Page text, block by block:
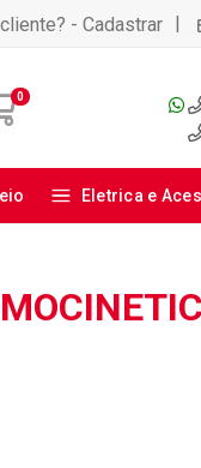
- Cadastrar |
0
Eletrica e